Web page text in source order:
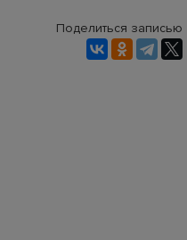
Поделиться записью